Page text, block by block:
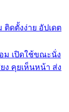
ดตั้งง่าย อัปเดต
ม เปิดใช้ขณะนั่ง
ง คุยเห็นหน้า ส่ง